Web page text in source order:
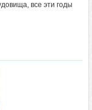
все эти годы